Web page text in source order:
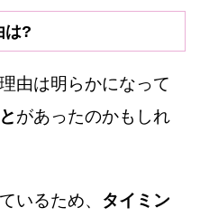
は?
由は明らかになって
があったのかもしれ
いるため、 タイミン